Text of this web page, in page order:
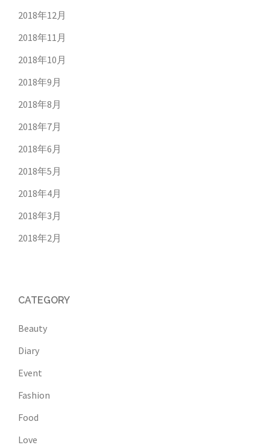
2018年12月
2018年11月
2018年10月
2018年9月
2018年8月
2018年7月
2018年6月
2018年5月
2018年4月
2018年3月
2018年2月
CATEGORY
Beauty
Diary
Event
Fashion
Food
Love